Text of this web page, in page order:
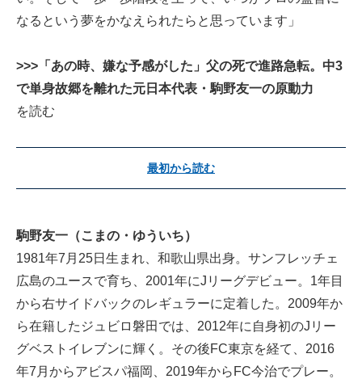
なるという夢をかなえられたらと思っています」
>>>「あの時、嫌な予感がした」父の死で進路急転。中3
で単身故郷を離れた元日本代表・駒野友一の原動力
を読む
最初から読む
駒野友一（こまの・ゆういち）
1981年7月25日生まれ、和歌山県出身。サンフレッチェ
広島のユースで育ち、2001年にJリーグデビュー。1年目
から右サイドバックのレギュラーに定着した。2009年か
ら在籍したジュビロ磐田では、2012年に自身初のJリー
グベストイレブンに輝く。その後FC東京を経て、2016
年7月からアビスパ福岡、2019年からFC今治でプレー。